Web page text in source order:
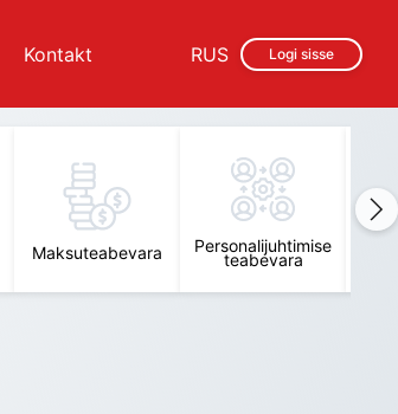
Kontakt Logi sisse
RUS
Maksuteabevara Personalijuhtimise
teabevara